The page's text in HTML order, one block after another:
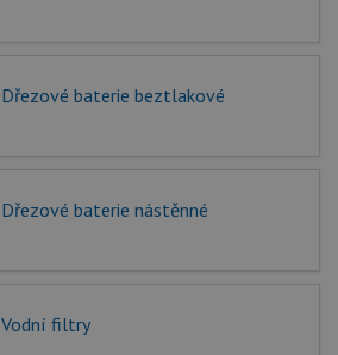
Dřezové baterie beztlakové
Dřezové baterie nástěnné
Vodní filtry